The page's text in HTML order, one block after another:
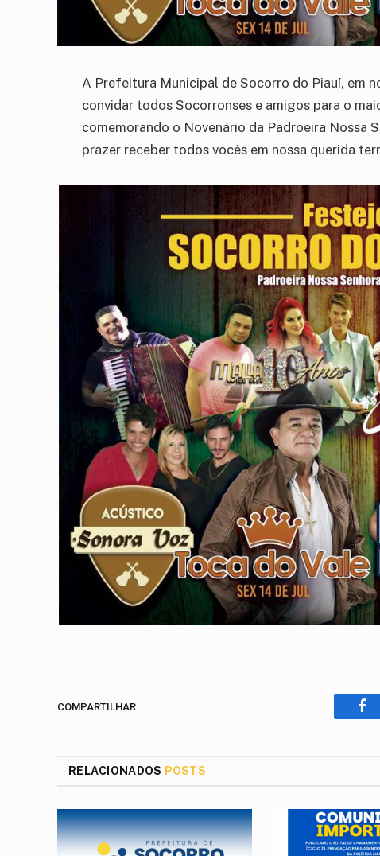
A Prefeitura Municipal de Socorro do Piauí, em
convidar todos Socorronses e amigos para o
comemorando o Novenário da Padroeira Nossa
prazer receber todos vocês em nossa querida
COMPARTILHAR.
RELACIONADOS POSTS